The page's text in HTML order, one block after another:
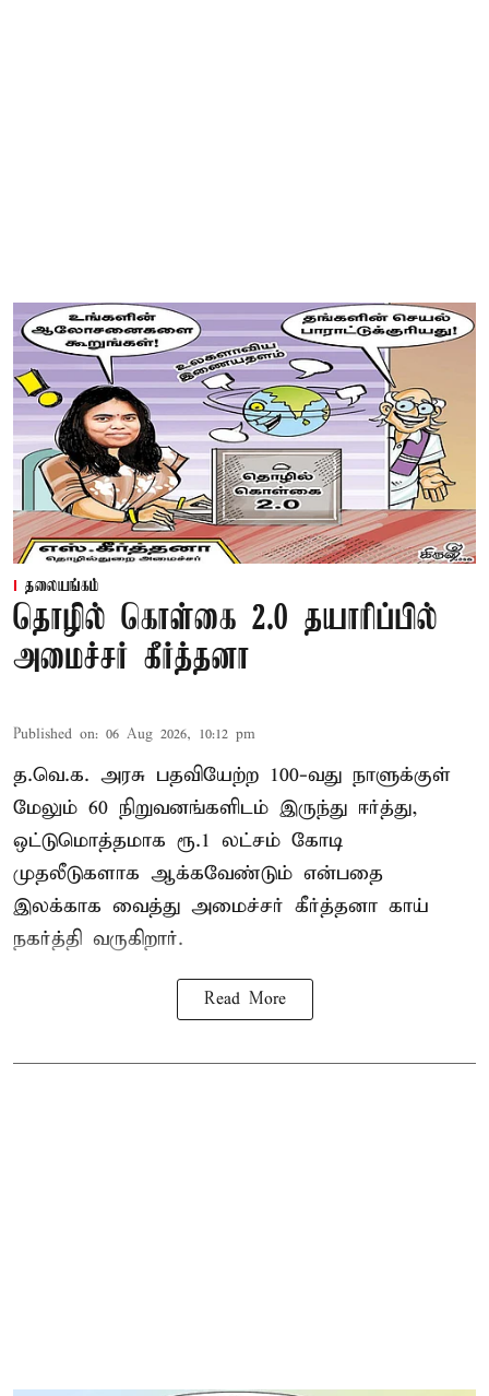
தலையங்கம்
தொழில் கொள்கை 2.0 தயாரிப்பில்
அமைச்சர் கீர்த்தனா
Published on: 06 Aug 2026, 10:12 pm
த.வெ.க. அரசு பதவியேற்ற 100-வது நாளுக்குள்
மேலும் 60 நிறுவனங்களிடம் இருந்து ஈர்த்து,
ஒட்டுமொத்தமாக ரூ.1 லட்சம் கோடி
முதலீடுகளாக ஆக்கவேண்டும் என்பதை
இலக்காக வைத்து அமைச்சர் கீர்த்தனா காய்
நகர்த்தி வருகிறார்.
Read More